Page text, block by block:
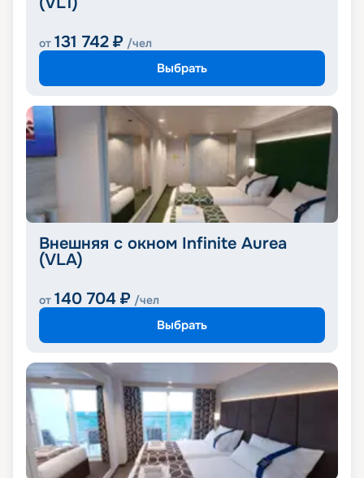
от 131 742 ₽ /чел
Выбрать
Внешняя с окном Infinite Aurea
(VLA)
от 140 704 ₽ /чел
Выбрать